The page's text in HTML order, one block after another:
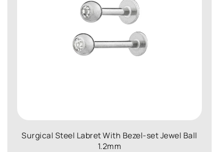
Surgical Steel Labret With Bezel-set Jewel Ball
1.2mm